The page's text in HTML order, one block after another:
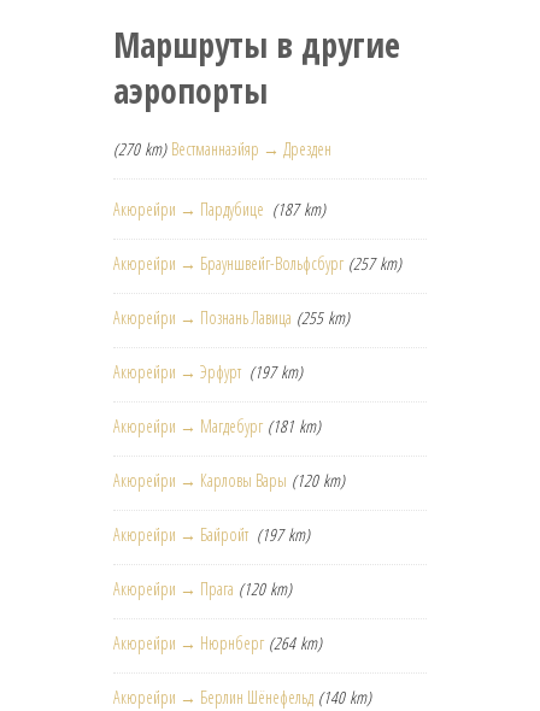
Маршруты в другие
аэропорты
(270 km) Вестманнаэйяр → Дрезден
Акюрейри → Пардубице (187 km)
Акюрейри → Брауншвейг-Вольфсбург (257 km)
Акюрейри → Познань Лавица (255 km)
Акюрейри → Эрфурт (197 km)
Акюрейри → Магдебург (181 km)
Акюрейри → Карловы Вары (120 km)
Акюрейри → Байройт (197 km)
Акюрейри → Прага (120 km)
Акюрейри → Нюрнберг (264 km)
Акюрейри → Берлин Шёнефельд (140 km)